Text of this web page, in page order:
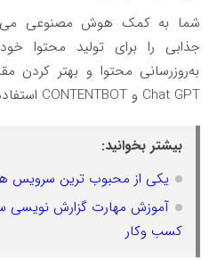
شما به کمک هوش مصنوعی
جذابی را برای تولید محتوا
به‌روزرسانی محتوا و بهتر کردن
Chat GPT و CONTENTBOT استفاده نمایید.
بیشتر بخوانید:
یکی از محبوب ترین سرویس
آموزش مهارت گزارش نویسی
کسب وکار